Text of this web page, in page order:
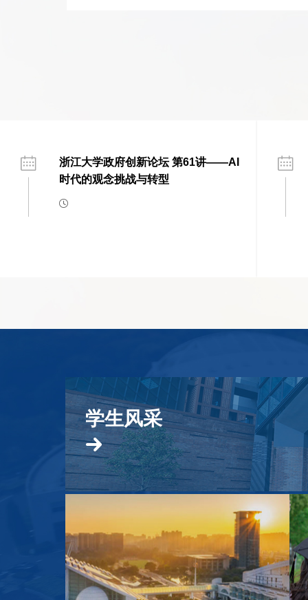
浙江大学政府创新论坛 第61讲——AI
时代的观念挑战与转型
学生风采